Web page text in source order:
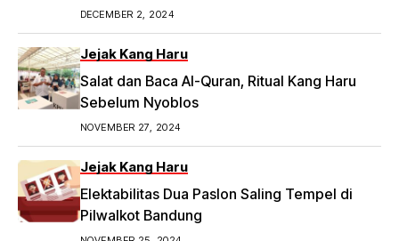
Artikel ini telah tayang di Tribunpriangan.com
dengan judul 2 Ketua RW di Bandung Laporkan
Dugaan Money Politic ke Bawaslu, Segini
Nominalnya,
https://priangan.tribunnews.com/2024/11/30/2-
money-politic-ke-bawaslu-segini-nominalnya.
DECEMBER 2, 2024
Jejak Kang Haru
Salat dan Baca Al-Quran, Ritual Kang Haru
Sebelum Nyoblos
NOVEMBER 27, 2024
Jejak Kang Haru
Elektabilitas Dua Paslon Saling Tempel di
Pilwalkot Bandung